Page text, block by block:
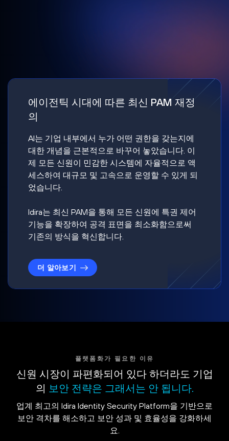
에이전틱 시대에 따른 최신 PAM 재정
의
AI는 기업 내부에서 누가 어떤 권한을 갖는지에
대한 개념을 근본적으로 바꾸어 놓았습니다. 이
제 모든 신원이 민감한 시스템에 자율적으로 액
세스하여 대규모 및 고속으로 운영할 수 있게 되
었습니다.
Idira는 최신 PAM을 통해 모든 신원에 특권 제어
기능을 확장하여 공격 표면을 최소화함으로써
기존의 방식을 혁신합니다.
더 알아보기
플랫폼화가 필요한 이유
신원 시장이 파편화되어 있다 하더라도 기업
의 보안 전략은 그래서는 안 됩니다.
업계 최고의 Idira Identity Security Platform을 기반으로
보안 격차를 해소하고 보안 성과 및 효율성을 강화하세
요.